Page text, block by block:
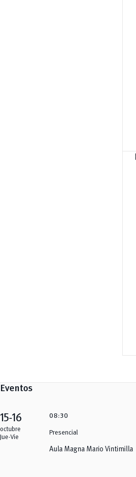
Eventos
15-16
octubre
Jue-Vie
08:30
Presencial
Aula Magna Mario Vintimilla